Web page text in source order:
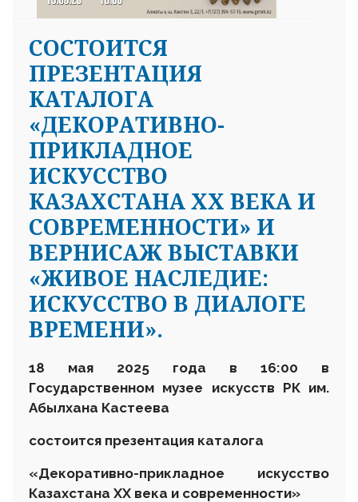
СОСТОИТСЯ
ПРЕЗЕНТАЦИЯ
КАТАЛОГА
«ДЕКОРАТИВНО-
ПРИКЛАДНОЕ
ИСКУССТВО
КАЗАХСТАНА ХХ ВЕКА И
СОВРЕМЕННОСТИ» И
ВЕРНИСАЖ ВЫСТАВКИ
«ЖИВОЕ НАСЛЕДИЕ:
ИСКУССТВО В ДИАЛОГЕ
ВРЕМЕНИ».
18 мая 2025 года в 16:00 в
Государственном музее искусств РК им.
Абылхана Кастеева
состоится презентация каталога
«Декоративно-прикладное искусство
Казахстана ХХ века и современности»